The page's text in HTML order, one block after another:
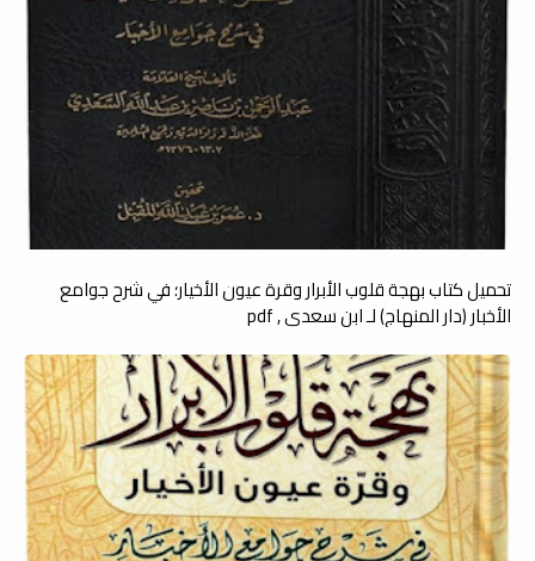
تحميل كتاب بهجة قلوب الأبرار وقرة عيون الأخيار؛ في شرح جوامع
الأخبار (دار المنهاج) لـ ابن سعدي , pdf